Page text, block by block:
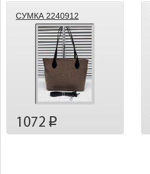
СУМКА 2240912
1072 p